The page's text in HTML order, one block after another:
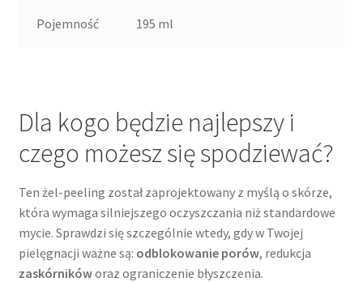
Pojemność 195 ml
Dla kogo będzie najlepszy i
czego możesz się spodziewać?
Ten żel-peeling został zaprojektowany z myślą o skórze,
która wymaga silniejszego oczyszczania niż standardowe
mycie. Sprawdzi się szczególnie wtedy, gdy w Twojej
pielęgnacji ważne są: odblokowanie porów, redukcja
zaskórnikóworaz ograniczenie błyszczenia.